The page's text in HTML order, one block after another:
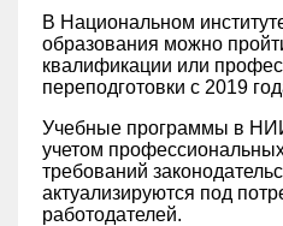
В Национальном
образования можно
квалификации или
переподготовки с 2019
Учебные программы в
учетом
требований
актуализируются под
работодателей.